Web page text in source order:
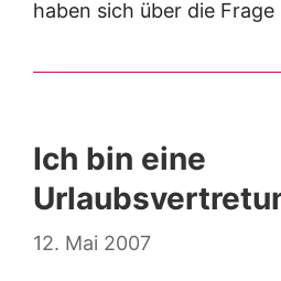
haben sich über die
Ich bin eine
12. Mai 2007